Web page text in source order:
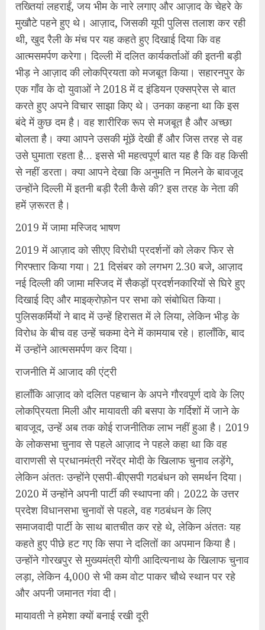
तख्तियां लहराईं, जय भीम के नारे लगाए और आज़ाद के चेहरे के
मुखौटे पहने हुए थे। आज़ाद, जिसकी यूपी पुलिस तलाश कर रही
थी, खुद रैली के मंच पर यह कहते हुए दिखाई दिया कि वह
आत्मसमर्पण करेगा। दिल्ली में दलित कार्यकर्ताओं की इतनी बड़ी
भीड़ ने आज़ाद की लोकप्रियता को मजबूत किया। सहारनपुर के
एक गाँव के दो युवाओं ने 2018 में द इंडियन एक्सप्रेस से बात
करते हुए अपने विचार साझा किए थे। उनका कहना था कि इस
बंदे में कुछ दम है। वह शारीरिक रूप से मजबूत है और अच्छा
बोलता है। क्या आपने उसकी मूंछें देखी हैं और जिस तरह से वह
उसे घुमाता रहता है… इससे भी महत्वपूर्ण बात यह है कि वह किसी
से नहीं डरता। क्या आपने देखा कि अनुमति न मिलने के बावजूद
उन्होंने दिल्ली में इतनी बड़ी रैली कैसे की? इस तरह के नेता की
हमें ज़रूरत है।
2019 में जामा मस्जिद भाषण
2019 में आज़ाद को सीएए विरोधी प्रदर्शनों को लेकर फिर से
गिरफ्तार किया गया। 21 दिसंबर को लगभग 2.30 बजे, आज़ाद
नई दिल्ली की जामा मस्जिद में सैकड़ों प्रदर्शनकारियों से घिरे हुए
दिखाई दिए और माइक्रोफ़ोन पर सभा को संबोधित किया।
पुलिसकर्मियों ने बाद में उन्हें हिरासत में ले लिया, लेकिन भीड़ के
विरोध के बीच वह उन्हें चकमा देने में कामयाब रहे। हालाँकि, बाद
में उन्होंने आत्मसमर्पण कर दिया।
राजनीति में आजाद की एंट्री
हालाँकि आज़ाद को दलित पहचान के अपने गौरवपूर्ण दावे के लिए
लोकप्रियता मिली और मायावती की बसपा के गर्दिशों में जाने के
बावजूद, उन्हें अब तक कोई राजनीतिक लाभ नहीं हुआ है। 2019
के लोकसभा चुनाव से पहले आज़ाद ने पहले कहा था कि वह
वाराणसी से प्रधानमंत्री नरेंद्र मोदी के खिलाफ चुनाव लड़ेंगे,
लेकिन अंततः उन्होंने एसपी-बीएसपी गठबंधन को समर्थन दिया।
2020 में उन्होंने अपनी पार्टी की स्थापना की। 2022 के उत्तर
प्रदेश विधानसभा चुनावों से पहले, वह गठबंधन के लिए
समाजवादी पार्टी के साथ बातचीत कर रहे थे, लेकिन अंततः यह
कहते हुए पीछे हट गए कि सपा ने दलितों का अपमान किया है।
उन्होंने गोरखपुर से मुख्यमंत्री योगी आदित्यनाथ के खिलाफ चुनाव
लड़ा, लेकिन 4,000 से भी कम वोट पाकर चौथे स्थान पर रहे
और अपनी जमानत गंवा दी।
मायावती ने हमेशा क्यों बनाई रखी दूरी